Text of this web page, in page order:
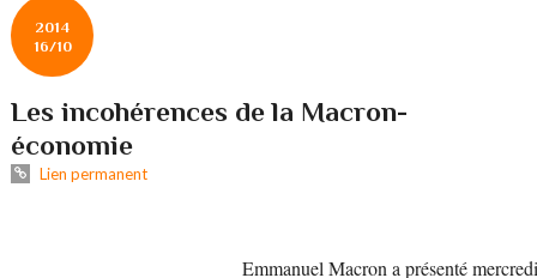
2014
16/10
Les incohérences de la Macron-
économie
Lien permanent
Emmanuel Macron a présenté